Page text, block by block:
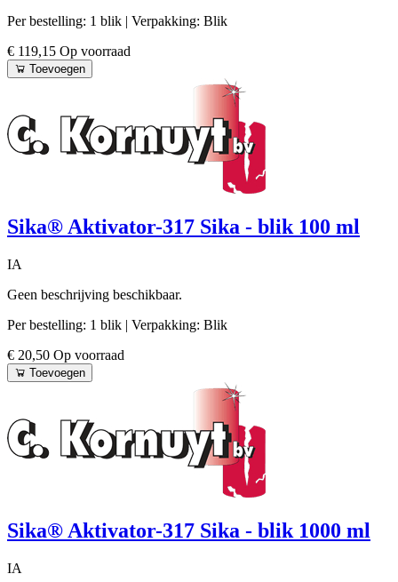
Per bestelling: 1 blik | Verpakking: Blik
€ 119,15 Op voorraad
Toevoegen
Sika® Aktivator-317 Sika - blik 100 ml
IA
Geen beschrijving beschikbaar.
Per bestelling: 1 blik | Verpakking: Blik
€ 20,50 Op voorraad
Toevoegen
Sika® Aktivator-317 Sika - blik 1000 ml
IA